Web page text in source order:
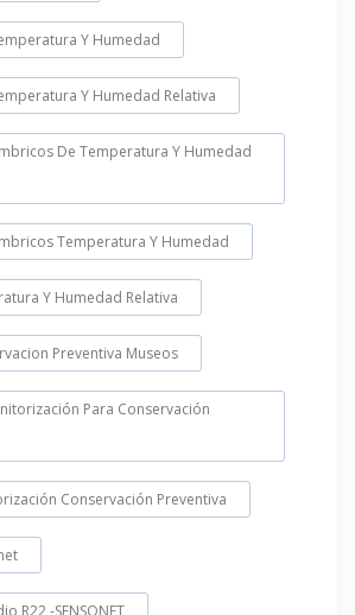
Y Humedad
Y Humedad Relativa
De Temperatura Y Humedad
Temperatura Y Humedad
Y Humedad Relativa
Preventiva Museos
Para Conservación
Conservación Preventiva